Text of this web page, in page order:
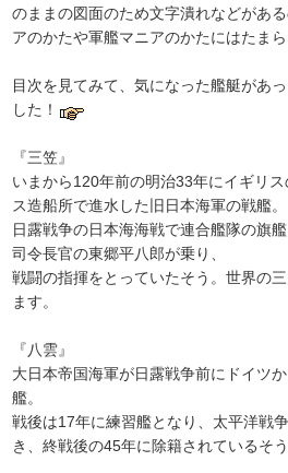
のままの図面のため文字潰れなどがあ
アのかたや軍艦マニアのかたにはたま
目次を見てみて、気になった艦艇があ
した！
『三笠』
いまから120年前の明治33年にイギリ
ス造船所で進水した旧日本海軍の戦艦。
日露戦争の日本海海戦で連合艦隊の旗
司令長官の東郷平八郎が乗り、
戦闘の指揮をとっていたそう。世界の
ます。
『八雲』
大日本帝国海軍が日露戦争前にドイツ
艦。
戦後は17年に練習艦となり、太平洋戦
き、終戦後の45年に除籍されているそう